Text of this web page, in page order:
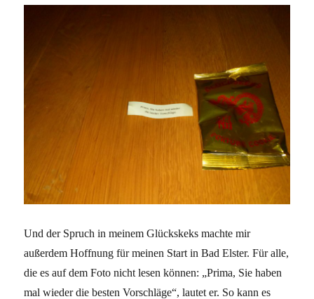
Und der Spruch in meinem Glückskeks machte mir
außerdem Hoffnung für meinen Start in Bad Elster. Für alle,
die es auf dem Foto nicht lesen können: „Prima, Sie haben
mal wieder die besten Vorschläge“, lautet er. So kann es